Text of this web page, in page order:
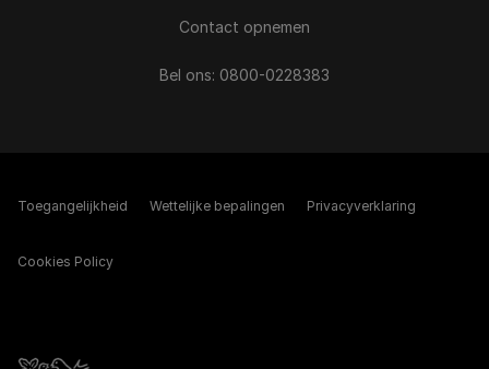
Contact opnemen
Bel ons: 0800-0228383
Toegangelijkheid Wettelijke bepalingen​ Privacyverklaring
Cookies Policy